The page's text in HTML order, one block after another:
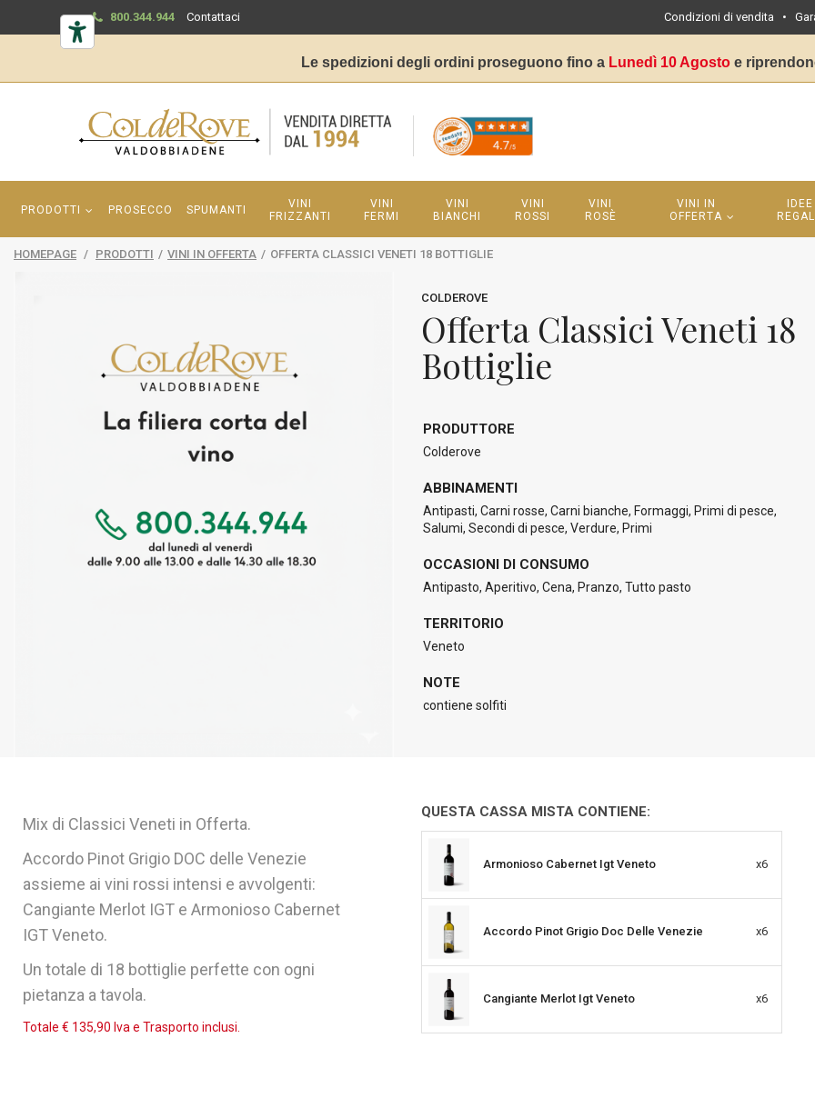
800.344.944 Contattaci Condizioni di vendita •
Le spedizioni degli ordini proseguono fino a Lunedì 10 Agosto e
PRODOTTI PROSECCO SPUMANTI
VINI
FRIZZANTI
VINI
FERMI
VINI
BIANCHI
VINI
ROSSI
VINI
ROSÈ
VINI IN
OFFERTA
IDEE
HOMEPAGE / PRODOTTI / VINI IN OFFERTA / OFFERTA CLASSICI VENETI 18 BOTTIGLIE
COLDEROVE
Offerta Classici Veneti 18
Bottiglie
PRODUTTORE
Colderove
ABBINAMENTI
Antipasti, Carni rosse, Carni bianche, Formaggi, Primi di pesce,
Salumi, Secondi di pesce, Verdure, Primi
OCCASIONI DI CONSUMO
Antipasto, Aperitivo, Cena, Pranzo, Tutto pasto
TERRITORIO
Veneto
NOTE
contiene solfiti
Mix di Classici Veneti in Offerta.
Accordo Pinot Grigio DOC delle Venezie
assieme ai vini rossi intensi e avvolgenti:
Cangiante Merlot IGT e Armonioso Cabernet
IGT Veneto.
Un totale di 18 bottiglie perfette con ogni
pietanza a tavola.
Totale € 135,90 Iva e Trasporto inclusi.
QUESTA CASSA MISTA CONTIENE:
Armonioso Cabernet Igt Veneto x6
Accordo Pinot Grigio Doc Delle Venezie x6
Cangiante Merlot Igt Veneto x6